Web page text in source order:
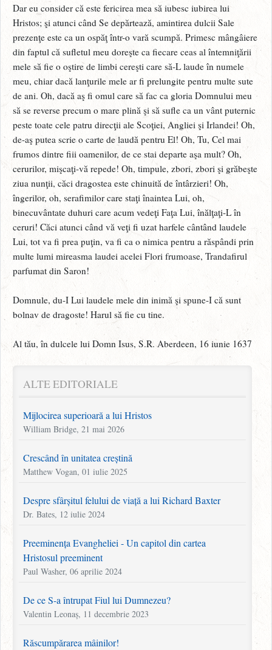
Dar eu consider că este fericirea mea să iubesc iubirea lui
Hristos; şi atunci când Se depărtează, amintirea dulcii Sale
prezenţe este ca un ospăţ într-o vară scumpă. Primesc mângâiere
din faptul că sufletul meu doreşte ca fiecare ceas al întemniţării
mele să fie o oştire de limbi cereşti care să-L laude în numele
meu, chiar dacă lanţurile mele ar fi prelungite pentru multe sute
de ani. Oh, dacă aş fi omul care să fac ca gloria Domnului meu
să se reverse precum o mare plină şi să sufle ca un vânt puternic
peste toate cele patru direcţii ale Scoţiei, Angliei şi Irlandei! Oh,
de-aş putea scrie o carte de laudă pentru El! Oh, Tu, Cel mai
frumos dintre fiii oamenilor, de ce stai departe aşa mult? Oh,
cerurilor, mişcaţi-vă repede! Oh, timpule, zbori, zbori şi grăbeşte
ziua nunţii, căci dragostea este chinuită de întârzieri! Oh,
îngerilor, oh, serafimilor care staţi înaintea Lui, oh,
binecuvântate duhuri care acum vedeţi Faţa Lui, înălţaţi-L în
ceruri! Căci atunci când vă veţi fi uzat harfele cântând laudele
Lui, tot va fi prea puţin, va fi ca o nimica pentru a răspândi prin
multe lumi mireasma laudei acelei Flori frumoase, Trandafirul
parfumat din Saron!
Domnule, du-I Lui laudele mele din inimă şi spune-I că sunt
bolnav de dragoste! Harul să fie cu tine.
Al tău, în dulcele lui Domn Isus, S.R. Aberdeen, 16 iunie 1637
ALTE EDITORIALE
Mijlocirea superioară a lui Hristos
William Bridge, 21 mai 2026
Crescând în unitatea creștină
Matthew Vogan, 01 iulie 2025
Despre sfârșitul felului de viață a lui Richard Baxter
Dr. Bates, 12 iulie 2024
Preeminența Evangheliei - Un capitol din cartea
Hristosul preeminent
Paul Washer, 06 aprilie 2024
De ce S-a întrupat Fiul lui Dumnezeu?
Valentin Leonaș, 11 decembrie 2023
Răscumpărarea mâinilor!